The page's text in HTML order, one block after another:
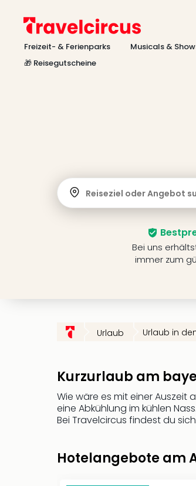
Freizeit- & Ferienparks Musicals &
🎁 Reisegutscheine
Reiseziel oder Angebot
Bei uns
immer zum
Urlaub Urlaub in
Kurzurlaub am
Wie wäre es mit einer Auszeit
eine Abkühlung im kühlen
Bei Travelcircus findest du
Hotelangebote am